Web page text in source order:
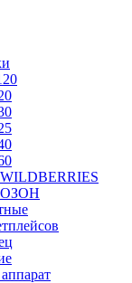
WILDBERRIES
ОЗОН